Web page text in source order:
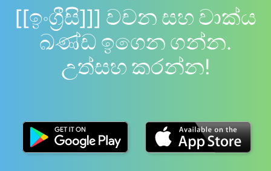
[[ඉංග්‍රීසි]]] වචන සහ වාක්ය
ඛණ්ඩ ඉගෙන ගන්න.
උත්සහ කරන්න!